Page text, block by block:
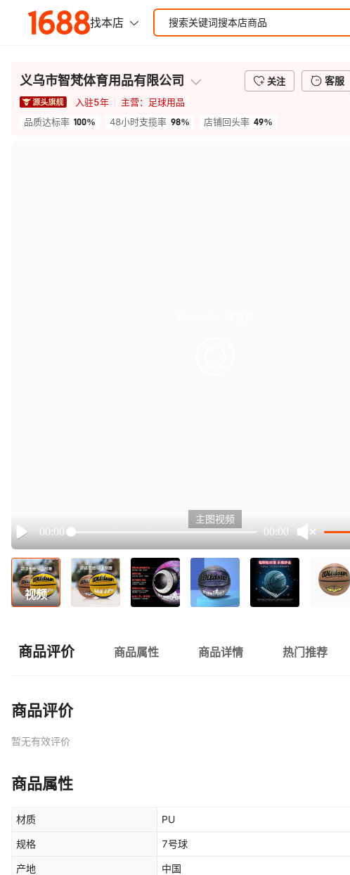
义乌市智梵体育用品有限公司 关注 客服
入驻5年 主营：
足球用品
品质达标率 100% 48小时支揽率 98% 店铺回头率 49%
Play
00:00 00:00
主图视频
视频
商品评价 商品属性 商品详情 热门推荐
商品评价
暂无有效评价
商品属性
材质 PU
规格 7号球
产地 中国